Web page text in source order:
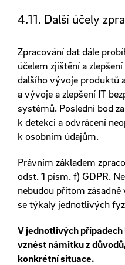
4.11. Další účely
Zpracování dat dále
účelem zjištění a
dalšího vývoje produktů
a vývoje a zlepšení IT
systémů. Poslední bod
k detekci a odvrácení
k osobním údajům.
Právním základem
odst. 1 písm. f) GDPR.
nebudou přitom
se týkaly jednotlivých
V jednotlivých
vznést námitku z
konkrétní situace.